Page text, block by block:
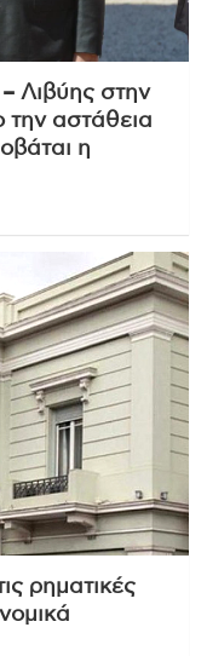
– Λιβύης στην
την αστάθεια
η
ρηματικές